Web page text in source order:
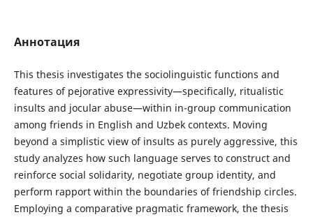
Аннотация
This thesis investigates the sociolinguistic functions and
features of pejorative expressivity—specifically, ritualistic
insults and jocular abuse—within in-group communication
among friends in English and Uzbek contexts. Moving
beyond a simplistic view of insults as purely aggressive, this
study analyzes how such language serves to construct and
reinforce social solidarity, negotiate group identity, and
perform rapport within the boundaries of friendship circles.
Employing a comparative pragmatic framework, the thesis